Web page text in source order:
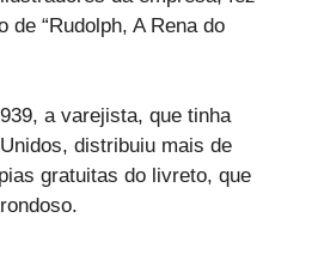
de “Rudolph, A Rena do
a varejista, que tinha
distribuiu mais de
gratuitas do livreto, que